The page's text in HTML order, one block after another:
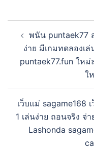
navigation
พนัน puntaek77
ง่าย มีเกมทดลองเ
puntaek77.fun ให
ใ
เว็บแม่ sagame168
1 เล่นง่าย ถอนจริง จ่
Lashonda